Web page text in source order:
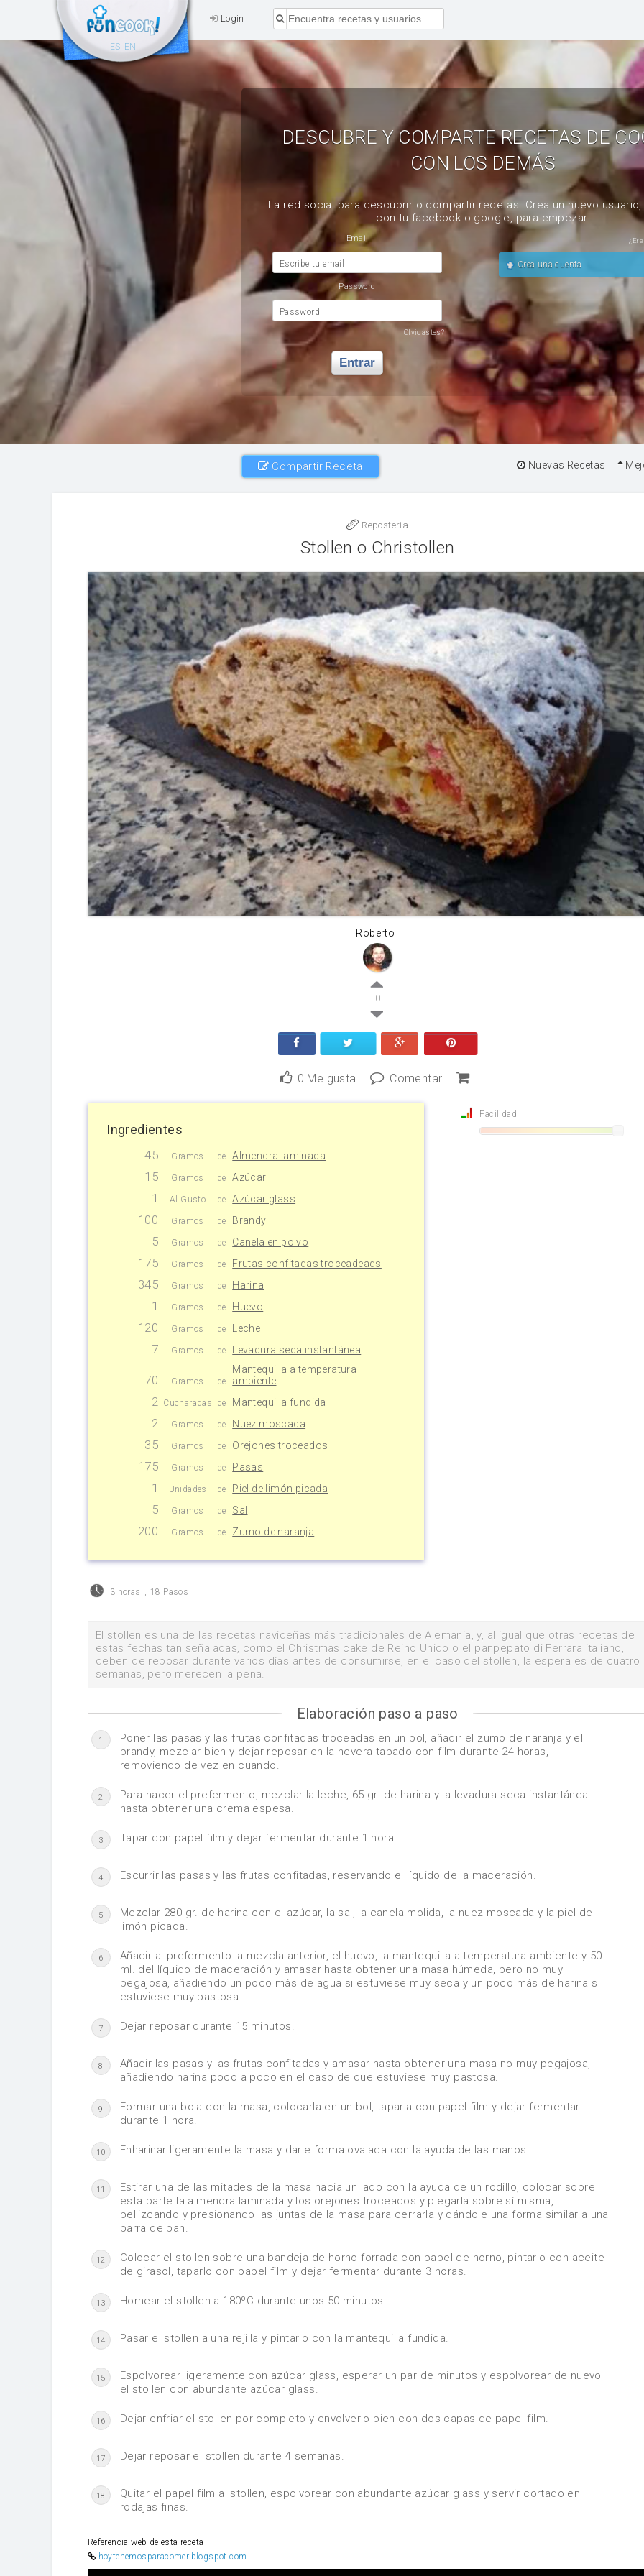
Login
ES EN
DESCUBRE Y COMPARTE RECETAS DE
CON LOS DEMÁS
La red social para descubrir o compartir recetas. Crea un nuevo
con tu facebook o google, para empezar.
Email
Escribe tu email
Password
Password
Olvidastes?
Entrar
Crea una cuenta
Compartir Receta Nuevas Recetas
Reposteria
Stollen o Christollen
Roberto
0
0 Me gusta Comentar
Ingredientes
45 Gramos de Almendra laminada
15 Gramos de Azúcar
1 Al Gusto de Azúcar glass
100 Gramos de Brandy
5 Gramos de Canela en polvo
175 Gramos de Frutas confitadas troceadeads
345 Gramos de Harina
1 Gramos de Huevo
120 Gramos de Leche
7 Gramos de Levadura seca instantánea
70 Gramos de
Mantequilla a temperatura
ambiente
2 Cucharadas de Mantequilla fundida
2 Gramos de Nuez moscada
35 Gramos de Orejones troceados
175 Gramos de Pasas
1 Unidades de Piel de limón picada
5 Gramos de Sal
200 Gramos de Zumo de naranja
Facilidad
3 horas , 18 Pasos
El stollen es una de las recetas navideñas más tradicionales de Alemania, y, al igual que otras recetas de
estas fechas tan señaladas, como el Christmas cake de Reino Unido o el panpepato di Ferrara italiano,
deben de reposar durante varios días antes de consumirse, en el caso del stollen, la espera es de cuatro
semanas, pero merecen la pena.
Elaboración paso a paso
1
Poner las pasas y las frutas confitadas troceadas en un bol, añadir el zumo de naranja y el
brandy, mezclar bien y dejar reposar en la nevera tapado con film durante 24 horas,
removiendo de vez en cuando.
2
Para hacer el prefermento, mezclar la leche, 65 gr. de harina y la levadura seca instantánea
hasta obtener una crema espesa.
3 Tapar con papel film y dejar fermentar durante 1 hora.
4 Escurrir las pasas y las frutas confitadas, reservando el líquido de la maceración.
5
Mezclar 280 gr. de harina con el azúcar, la sal, la canela molida, la nuez moscada y la piel de
limón picada.
6
Añadir al prefermento la mezcla anterior, el huevo, la mantequilla a temperatura ambiente y 50
ml. del líquido de maceración y amasar hasta obtener una masa húmeda, pero no muy
pegajosa, añadiendo un poco más de agua si estuviese muy seca y un poco más de harina si
estuviese muy pastosa.
7 Dejar reposar durante 15 minutos.
8
Añadir las pasas y las frutas confitadas y amasar hasta obtener una masa no muy pegajosa,
añadiendo harina poco a poco en el caso de que estuviese muy pastosa.
9
Formar una bola con la masa, colocarla en un bol, taparla con papel film y dejar fermentar
durante 1 hora.
10 Enharinar ligeramente la masa y darle forma ovalada con la ayuda de las manos.
11
Estirar una de las mitades de la masa hacia un lado con la ayuda de un rodillo, colocar sobre
esta parte la almendra laminada y los orejones troceados y plegarla sobre sí misma,
pellizcando y presionando las juntas de la masa para cerrarla y dándole una forma similar a una
barra de pan.
12
Colocar el stollen sobre una bandeja de horno forrada con papel de horno, pintarlo con aceite
de girasol, taparlo con papel film y dejar fermentar durante 3 horas.
13 Hornear el stollen a 180ºC durante unos 50 minutos.
14 Pasar el stollen a una rejilla y pintarlo con la mantequilla fundida.
15
Espolvorear ligeramente con azúcar glass, esperar un par de minutos y espolvorear de nuevo
el stollen con abundante azúcar glass.
16 Dejar enfriar el stollen por completo y envolverlo bien con dos capas de papel film.
17 Dejar reposar el stollen durante 4 semanas.
18
Quitar el papel film al stollen, espolvorear con abundante azúcar glass y servir cortado en
rodajas finas.
Referencia web de esta receta
hoytenemosparacomer.blogspot.com